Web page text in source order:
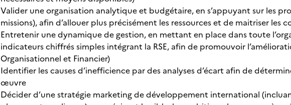
Valider une organisation analytique et budgétaire, en s’appuyant sur les
missions), afin d’allouer plus précisément les ressources et de maitriser les
Entretenir une dynamique de gestion, en mettant en place dans toute
indicateurs chiffrés simples intégrant la RSE, afin de promouvoir
Organisationnel et Financier)
Identifier les causes d’inefficience par des analyses d’écart afin de
œuvre
Décider d’une stratégie marketing de développement international